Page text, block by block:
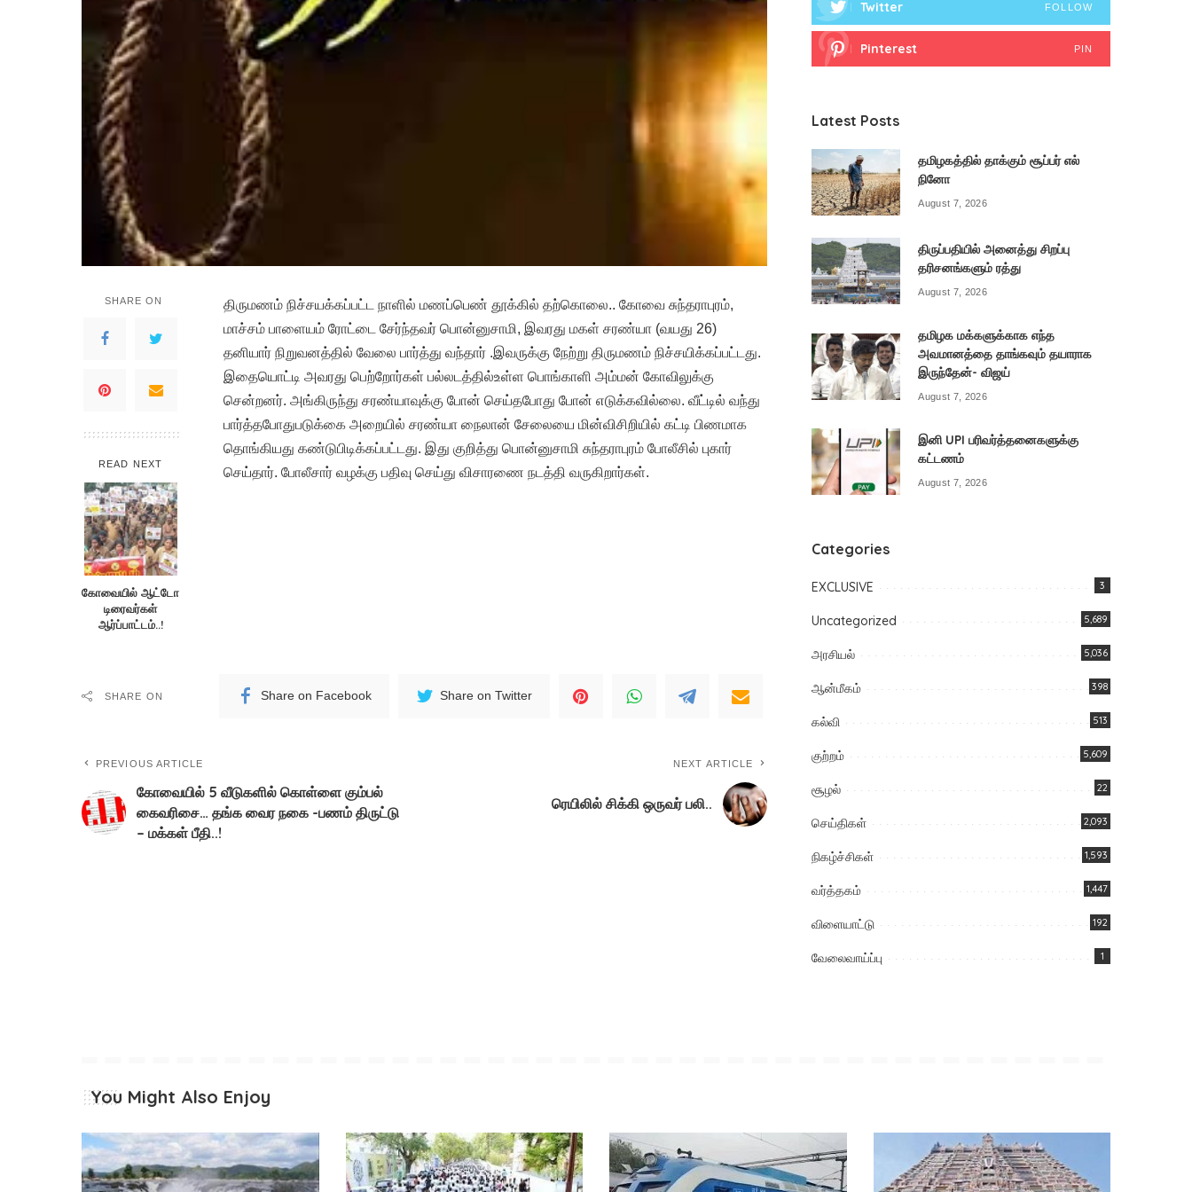
SHARE ON
READ NEXT
கோவையில் ஆட்டோ
டிரைவர்கள்
ஆர்ப்பாட்டம்..!
திருமணம் நிச்சயக்கப்பட்ட நாளில் மணப்பெண் தூக்கில் தற்கொலை.. கோவை சுந்தராபுரம்,
மாச்சம் பாளையம் ரோட்டை சேர்ந்தவர் பொன்னுசாமி, இவரது மகள் சரண்யா (வயது 26)
தனியார் நிறுவனத்தில் வேலை பார்த்து வந்தார் .இவருக்கு நேற்று திருமணம் நிச்சயிக்கப்பட்டது.
இதையொட்டி அவரது பெற்றோர்கள் பல்லடத்தில்உள்ள பொங்காளி அம்மன் கோவிலுக்கு
சென்றனர். அங்கிருந்து சரண்யாவுக்கு போன் செய்தபோது போன் எடுக்கவில்லை. வீட்டில் வந்து
பார்த்தபோதுபடுக்கை அறையில் சரண்யா நைலான் சேலையை மின்விசிறியில் கட்டி பிணமாக
தொங்கியது கண்டுபிடிக்கப்பட்டது. இது குறித்து பொன்னுசாமி சுந்தராபுரம் போலீசில் புகார்
செய்தார். போலீசார் வழக்கு பதிவு செய்து விசாரணை நடத்தி வருகிறார்கள்.
SHARE ON Share on Facebook Share on Twitter
PREVIOUS ARTICLE
கோவையில் 5 வீடுகளில் கொள்ளை கும்பல்
கைவரிசை… தங்க வைர நகை -பணம் திருட்டு
– மக்கள் பீதி..!
NEXT ARTICLE
ரெயிலில் சிக்கி ஒருவர் பலி..
Twitter FOLLOW
Pinterest PIN
Latest Posts
தமிழகத்தில் தாக்கும் சூப்பர் எல்
நினோ
August 7, 2026
திருப்பதியில் அனைத்து சிறப்பு
தரிசனங்களும் ரத்து
August 7, 2026
தமிழக மக்களுக்காக எந்த
அவமானத்தை தாங்கவும் தயாராக
இருந்தேன்- விஜய்
August 7, 2026
இனி UPI பரிவர்த்தனைகளுக்கு
கட்டணம்
August 7, 2026
Categories
EXCLUSIVE 3
Uncategorized 5,689
அரசியல் 5,036
ஆன்மீகம் 398
கல்வி 513
குற்றம் 5,609
சூழல் 22
செய்திகள் 2,093
நிகழ்ச்சிகள் 1,593
வர்த்தகம் 1,447
விளையாட்டு 192
வேலைவாய்ப்பு 1
You Might Also Enjoy